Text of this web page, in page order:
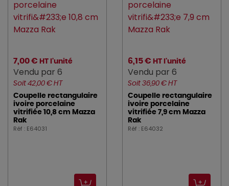
7,00 € HT l'unité
Vendu par 6
Soit 42,00 € HT
Coupelle rectangulaire
ivoire porcelaine
vitrifiée 10,8 cm Mazza
Rak
Réf : E64031
6,15 € HT l'unité
Vendu par 6
Soit 36,90 € HT
Coupelle rectangulaire
ivoire porcelaine
vitrifiée 7,9 cm Mazza
Rak
Réf : E64032